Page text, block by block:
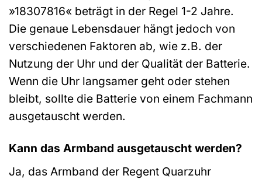
»18307816« beträgt in der Regel 1-2 Jahre.
Die genaue Lebensdauer hängt jedoch von
verschiedenen Faktoren ab, wie z.B. der
Nutzung der Uhr und der Qualität der Batterie.
Wenn die Uhr langsamer geht oder stehen
bleibt, sollte die Batterie von einem Fachmann
ausgetauscht werden.
Kann das Armband ausgetauscht werden?
Ja, das Armband der Regent Quarzuhr